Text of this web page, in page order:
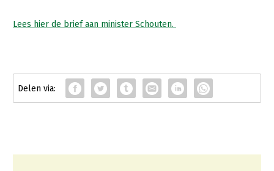
Varkenshouderij
Vollegrondsgroente
LTO Nederland
Bestuur en Directie
Medewerkers
Jaarverslag 2023
Vacatures
Lees hier de brief aan minister Schouten.